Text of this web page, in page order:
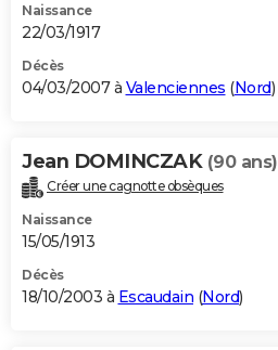
Naissance
22/03/1917
Décès
04/03/2007 à Valenciennes (Nord)
Jean DOMINCZAK (90 ans)
Créer une cagnotte obsèques
Naissance
15/05/1913
Décès
18/10/2003 à Escaudain (Nord)